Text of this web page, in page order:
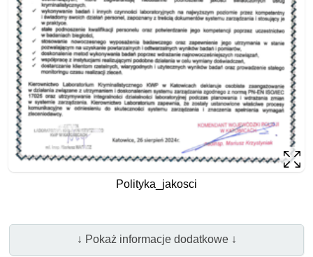
Polityka_jakosci
↓ Pokaż informacje dodatkowe ↓